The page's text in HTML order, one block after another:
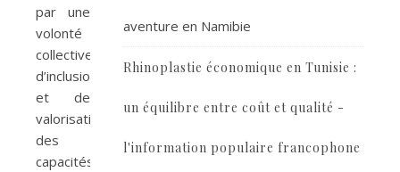
par une
volonté
collective
d’inclusion
et de
valorisation
des
capacités
aventure en Namibie
Rhinoplastie économique en Tunisie :
un équilibre entre coût et qualité -
l'information populaire francophone